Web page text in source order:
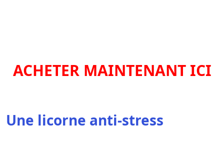
ACHETER MAINTENANT ICI
Une licorne anti-stress